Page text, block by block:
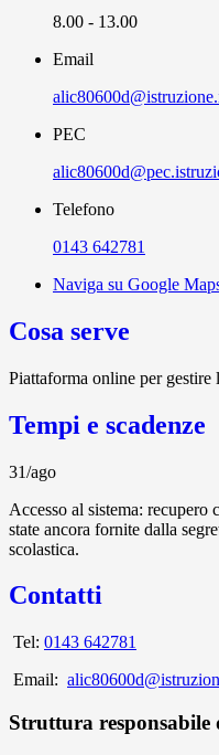
8.00 - 13.00
Email
PEC
Telefono
0143 642781
Naviga su Google
Cosa serve
Piattaforma online per gestire
Tempi e scadenze
31/ago
Accesso al sistema: recupero
state ancora fornite dalla
scolastica.
Contatti
Tel: 0143 642781
Email:
Struttura responsabile